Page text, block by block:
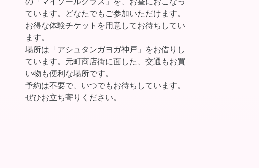
ています。どなたでもご参加いただけます。
お得な体験チケットを用意してお待ちしてい
ます。
場所は「アシュタンガヨガ神戸」をお借りし
ています。元町商店街に面した、交通もお買
い物も便利な場所です。
予約は不要で、いつでもお待ちしています。
ぜひお立ち寄りください。